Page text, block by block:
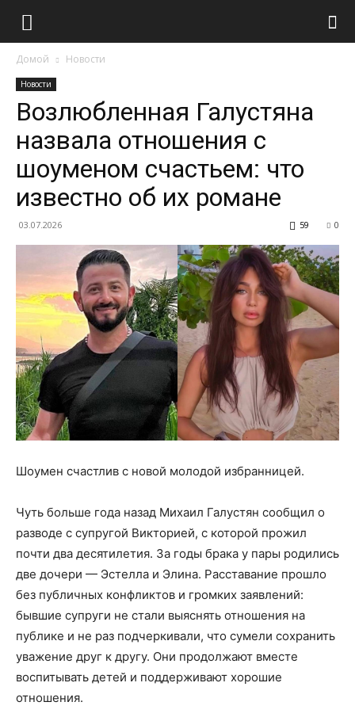
Домой Новости
Новости
Возлюбленная Галустяна
назвала отношения с
шоуменом счастьем: что
известно об их романе
03.07.2026 0
59
Шоумен счастлив с новой молодой избранницей.
Чуть больше года назад Михаил Галустян сообщил о
разводе с супругой Викторией, с которой прожил
почти два десятилетия. За годы брака у пары родились
две дочери — Эстелла и Элина. Расставание прошло
без публичных конфликтов и громких заявлений:
бывшие супруги не стали выяснять отношения на
публике и не раз подчеркивали, что сумели сохранить
уважение друг к другу. Они продолжают вместе
воспитывать детей и поддерживают хорошие
отношения.